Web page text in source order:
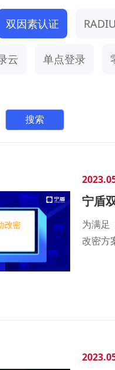
双因素认证
云 单点登录
宁盾
为满足
改密方